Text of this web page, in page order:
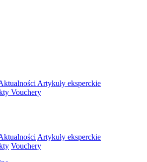
Artykuły eksperckie
Vouchery
Artykuły eksperckie
Vouchery